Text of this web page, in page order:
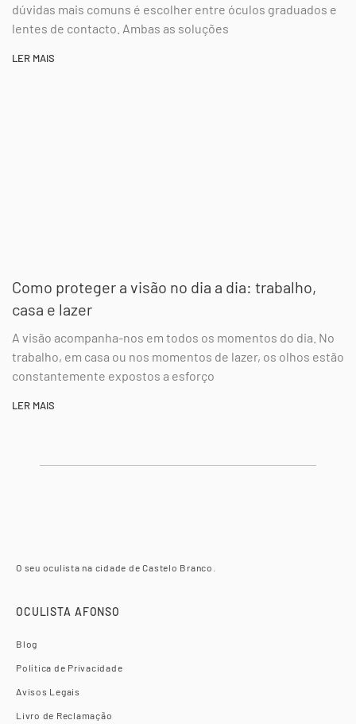
dúvidas mais comuns é escolher entre óculos graduados e
lentes de contacto. Ambas as soluções
LER MAIS
Como proteger a visão no dia a dia: trabalho,
casa e lazer
A visão acompanha-nos em todos os momentos do dia. No
trabalho, em casa ou nos momentos de lazer, os olhos estão
constantemente expostos a esforço
LER MAIS
O seu oculista na cidade de Castelo Branco.
OCULISTA AFONSO
Blog
Política de Privacidade
Avisos Legais
Livro de Reclamação